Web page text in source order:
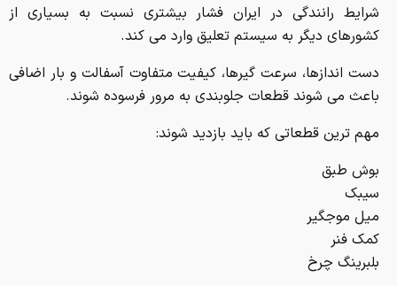
شرایط رانندگی در ایران فشار بیشتری نسبت به بسیاری از
کشورهای دیگر به سیستم تعلیق وارد می کند.
دست اندازها، سرعت گیرها، کیفیت متفاوت آسفالت و بار اضافی
باعث می شوند قطعات جلوبندی به مرور فرسوده شوند.
مهم ترین قطعاتی که باید بازدید شوند:
بوش طبق
سیبک
میل موجگیر
کمک فنر
بلبرینگ چرخ